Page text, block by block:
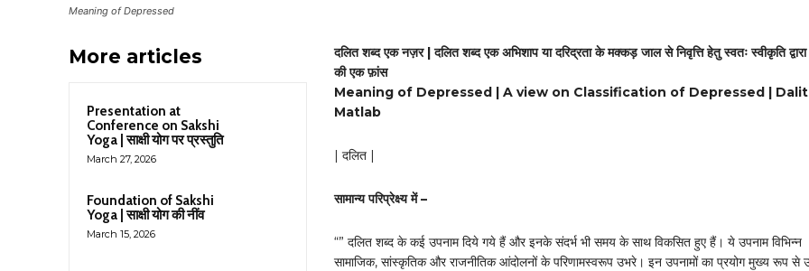
Meaning of Depressed
More articles
Presentation at
Conference on Sakshi
Yoga | साक्षी योग पर प्रस्तुति
March 27, 2026
Foundation of Sakshi
Yoga | साक्षी योग की नींव
March 15, 2026
दलित शब्द एक नज़र | दलित शब्द एक अभिशाप या दरिद्रता के मक्कड़ जाल से निवृत्ति हेतु स्वतः स्वीकृति द्वारा
की एक फ़ांस
Meaning of Depressed | A view on Classification of Depressed | Dalit
Matlab
| दलित |
सामान्य परिप्रेक्ष्य में –
“” दलित शब्द के कई उपनाम दिये गये हैं और इनके संदर्भ भी समय के साथ विकसित हुए हैं। ये उपनाम विभिन्न
सामाजिक, सांस्कृतिक और राजनीतिक आंदोलनों के परिणामस्वरूप उभरे। इन उपनामों का प्रयोग मुख्य रूप से